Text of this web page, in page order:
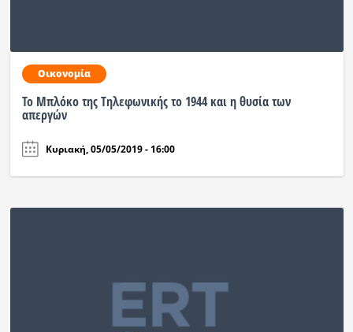
Οικονομία
Το Μπλόκο της Τηλεφωνικής το 1944 και η θυσία των
απεργών
Κυριακή, 05/05/2019 - 16:00